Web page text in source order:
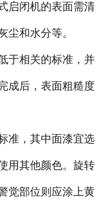
闭机的表面需清
尘和水分等。
相关的标准，并
成后，表面粗糙度
，其中面漆宜选
用其他颜色。旋转
觉部位则应涂上黄